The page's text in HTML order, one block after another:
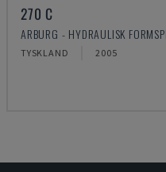
270 C
ARBURG - HYDRAULISK
TYSKLAND 2005